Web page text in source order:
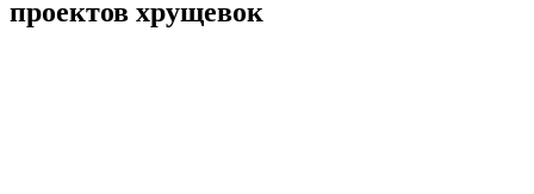
проектов хрущевок